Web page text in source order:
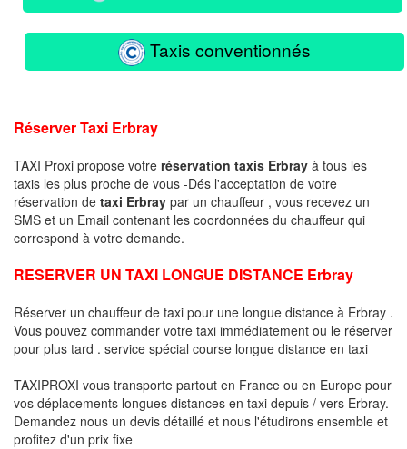
Taxis conventionnés
Réserver Taxi Erbray
TAXI Proxi propose votre réservation taxis Erbray à tous les
taxis les plus proche de vous -Dés l'acceptation de votre
réservation de taxi Erbray par un chauffeur , vous recevez un
SMS et un Email contenant les coordonnées du chauffeur qui
correspond à votre demande.
RESERVER UN TAXI LONGUE DISTANCE Erbray
Réserver un chauffeur de taxi pour une longue distance à Erbray .
Vous pouvez commander votre taxi immédiatement ou le réserver
pour plus tard . service spécial course longue distance en taxi
TAXIPROXI vous transporte partout en France ou en Europe pour
vos déplacements longues distances en taxi depuis / vers Erbray.
Demandez nous un devis détaillé et nous l'étudirons ensemble et
profitez d'un prix fixe